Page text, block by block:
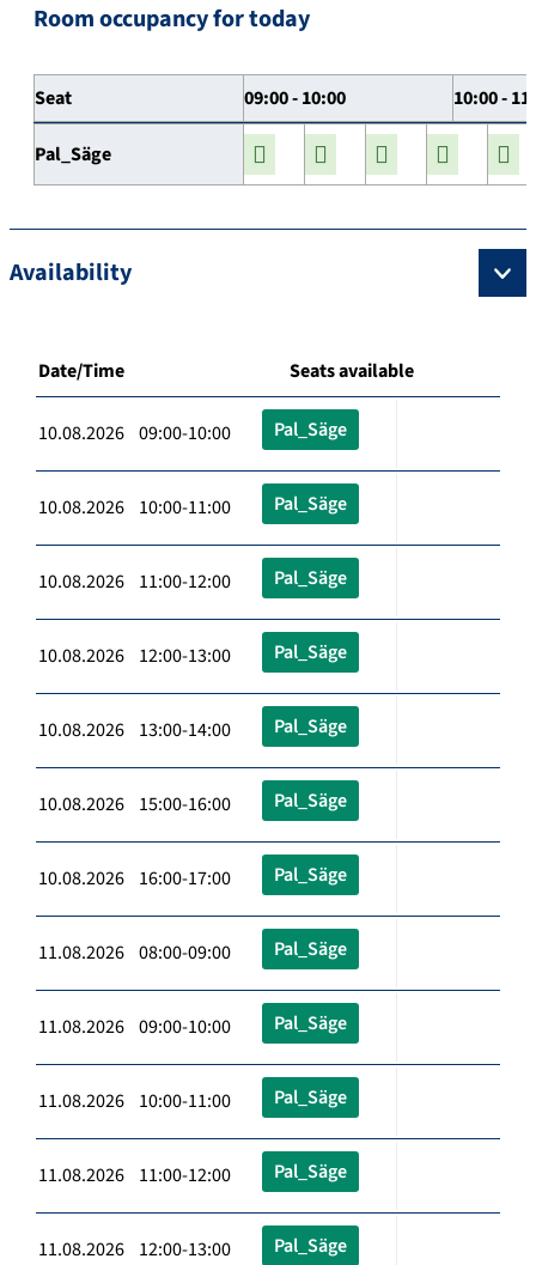
Room occupancy for today
Seat 09:00 - 10:00 10:00 -
Pal_Säge
Availability
Date/Time Seats available
10.08.2026 09:00-10:00 Pal_Säge
10.08.2026 10:00-11:00 Pal_Säge
10.08.2026 11:00-12:00 Pal_Säge
10.08.2026 12:00-13:00 Pal_Säge
10.08.2026 13:00-14:00 Pal_Säge
10.08.2026 15:00-16:00 Pal_Säge
10.08.2026 16:00-17:00 Pal_Säge
11.08.2026 08:00-09:00 Pal_Säge
11.08.2026 09:00-10:00 Pal_Säge
11.08.2026 10:00-11:00 Pal_Säge
11.08.2026 11:00-12:00 Pal_Säge
11.08.2026 12:00-13:00 Pal_Säge